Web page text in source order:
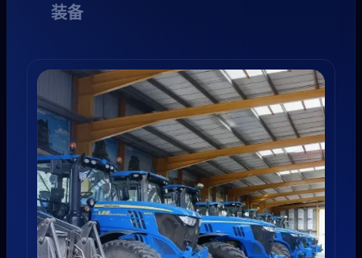
装备